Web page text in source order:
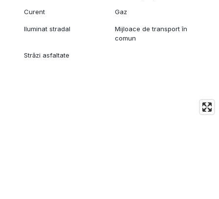
Curent Gaz
Iluminat stradal
Mijloace de transport în
comun
Străzi asfaltate